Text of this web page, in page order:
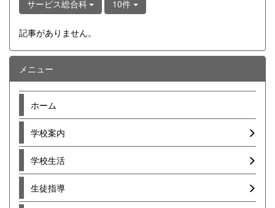
サービス総合科 10件
記事がありません。
メニュー
ホーム
学校案内
学校生活
生徒指導